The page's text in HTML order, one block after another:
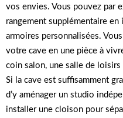
vos envies. Vous pouvez par
rangement supplémentaire
armoires personnalisées.
votre cave en une pièce à
coin salon, une salle de
Si la cave est suffisamment
d’y aménager un studio
installer une cloison pour